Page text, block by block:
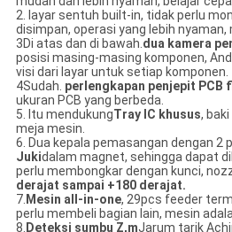
2. layar sentuh built-in, tidak perlu
disimpan, operasi yang lebih nyaman,
3Di atas dan di bawah.dua kamera
posisi masing-masing komponen,
visi dari layar untuk setiap komponen.
4Sudah. perlengkapan penjepit PCB
ukuran PCB yang berbeda.
5. Itu mendukungTray IC khusus,
meja mesin.
6. Dua kepala pemasangan dengan 2
Jukidalam magnet, sehingga dapat
perlu membongkar dengan kunci,
derajat sampai +180 derajat.
7. Mesin all-in-one, 29pcs feeder
perlu membeli bagian lain, mesin
8. Deteksi sumbu Z,mJarum tarik